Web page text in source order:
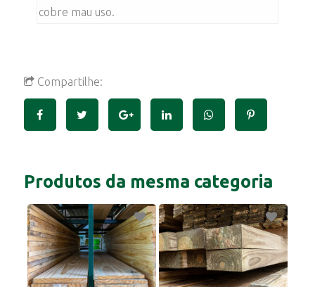
cobre mau uso.
Compartilhe:
Produtos da mesma categoria